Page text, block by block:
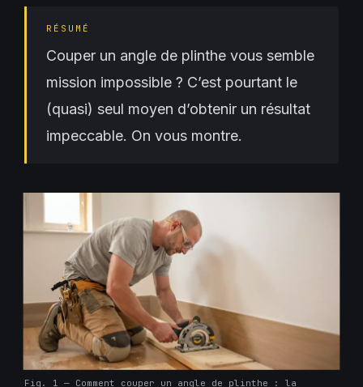
RÉSUMÉ
Couper un angle de plinthe vous semble
mission impossible ? C’est pourtant le
(quasi) seul moyen d’obtenir un résultat
impeccable. On vous montre.
Fig. 1 — Comment couper un angle de plinthe : la